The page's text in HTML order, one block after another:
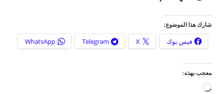
شارك هذا الموضوع:
فيس بوك X
Telegram
WhatsApp
معجب بهذه: